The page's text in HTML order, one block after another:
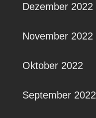
Dezember 2022
November 2022
Oktober 2022
September 2022